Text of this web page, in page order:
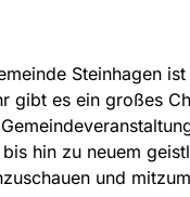
Steinhagen
gibt es ein großes
hin zu neuem
und